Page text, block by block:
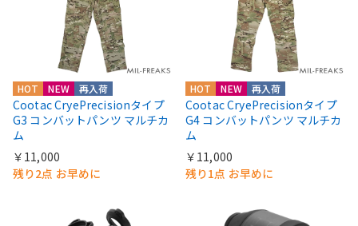
HOT NEW 再入荷
Cootac CryePrecisionタイプ
G3 コンバットパンツ マルチカ
ム
￥11,000
残り2点 お早めに
HOT NEW 再入荷
Cootac CryePrecisionタイプ
G4 コンバットパンツ マルチカ
ム
￥11,000
残り1点 お早めに